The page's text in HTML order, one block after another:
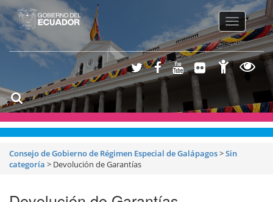
Toggle
Consejo de Gobierno de Régimen Especial de Galápagos>Sin
categoría > Devolución de Garantías